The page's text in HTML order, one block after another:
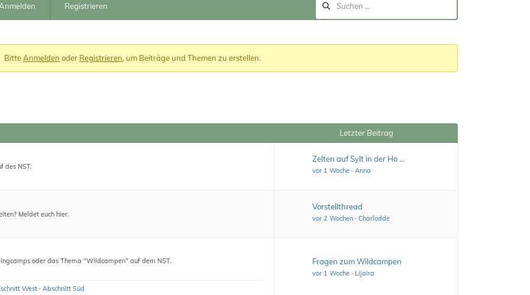
Anmelden Registrieren
BitteAnmelden oder Registrieren, um Beiträge und Themen zu erstellen.
Letzter Beitrag
des NST.
Zelten auf Sylt in der Ho …
vor 1 Woche · Anna
Meldet euch hier.
Vorstellthread
vor 2 Wochen · Charlodde
oder das Thema "Wildcampen" auf dem NST.
West · Abschnitt Süd
Fragen zum Wildcampen
vor 1 Woche · Lijaira